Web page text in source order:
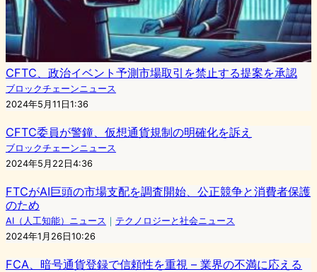
CFTC、政治イベント予測市場取引を禁止する提案を承認
ブロックチェーンニュース
2024年5月11日1:36
CFTC委員が警鐘、仮想通貨規制の明確化を訴え
ブロックチェーンニュース
2024年5月22日4:36
FTCがAI巨頭の市場支配を調査開始、公正競争と消費者保護
のため
AI（人工知能）ニュース ｜ テクノロジーと社会ニュース
2024年1月26日10:26
FCA、暗号通貨登録で信頼性を重視 – 業界の不満に応える